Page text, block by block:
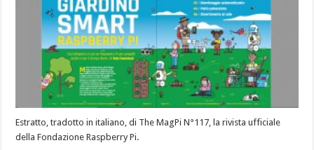
Estratto, tradotto in italiano, di The MagPi N°117, la rivista ufficiale
della Fondazione Raspberry Pi.